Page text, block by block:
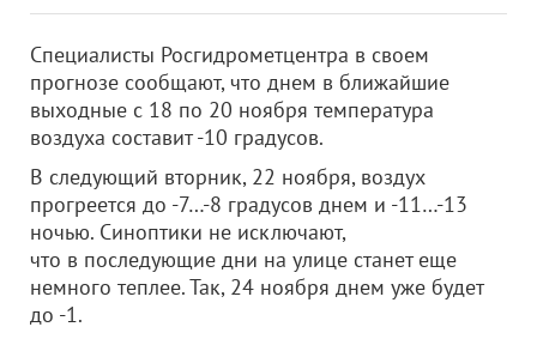
Специалисты Росгидрометцентра в своем
прогнозе сообщают, что днем в ближайшие
выходные с 18 по 20 ноября температура
воздуха составит -10 градусов.
В следующий вторник, 22 ноября, воздух
прогреется до -7…-8 градусов днем и -11…-13
ночью. Синоптики не исключают,
что в последующие дни на улице станет еще
немного теплее. Так, 24 ноября днем уже будет
до -1.